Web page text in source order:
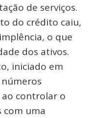
de serviços.
do crédito caiu,
o que
dos ativos.
iniciado em
ao controlar o
com uma